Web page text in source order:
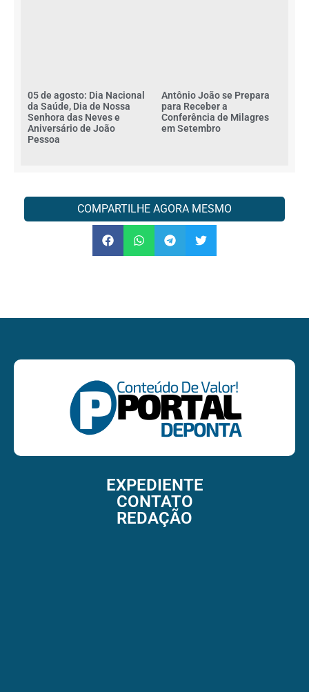
05 de agosto: Dia Nacional
da Saúde, Dia de Nossa
Senhora das Neves e
Aniversário de João
Pessoa
Antônio João se Prepara
para Receber a
Conferência de Milagres
em Setembro
COMPARTILHE AGORA MESMO
EXPEDIENTE
CONTATO
REDAÇÃO